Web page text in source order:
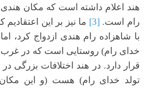
هند اعلام داشته است که مکان
رام است. [3]
با شاهزاده رام هندی ازدواج کرد،
خدای رام) روستایی است که در غرب
قرار دارد. در هند اختلافات بزرگی
تولد خدای رام) هست (و این